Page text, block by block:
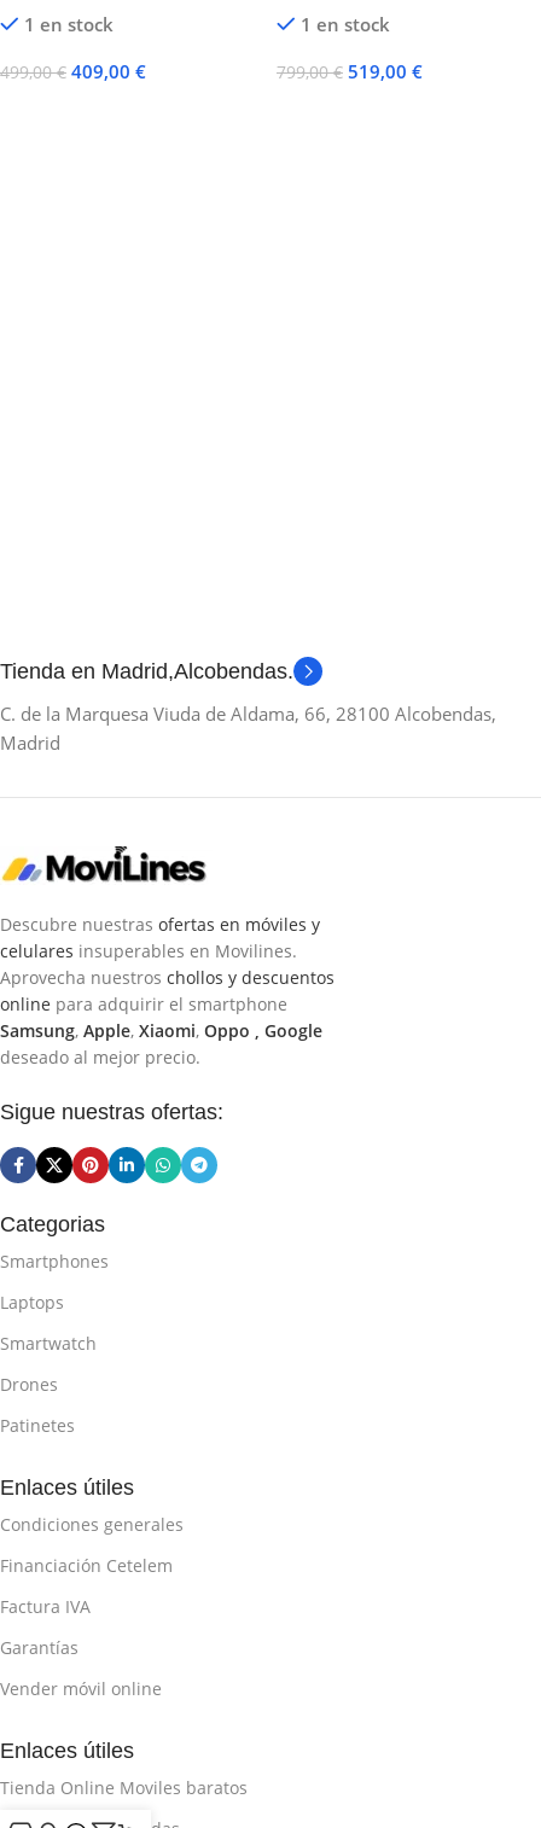
1 en stock
499,00€ 409,00 €
1 en stock
799,00€ 519,00 €
Tienda en Madrid,Alcobendas.
C. de la Marquesa Viuda de Aldama, 66, 28100 Alcobendas,
Madrid
Descubre nuestras ofertas en móviles y
celulares insuperables en Movilines.
Aprovecha nuestros chollos y descuentos
online para adquirir el smartphone
Samsung, Apple, Xiaomi, Oppo , Google
deseado al mejor precio.
Sigue nuestras ofertas:
Categorias
Smartphones
Laptops
Smartwatch
Drones
Patinetes
Enlaces útiles
Condiciones generales
Financiación Cetelem
Factura IVA
Garantías
Vender móvil online
Enlaces útiles
Tienda Online Moviles baratos